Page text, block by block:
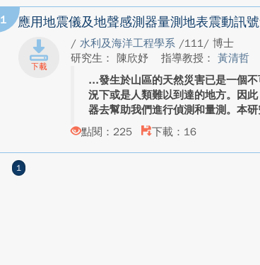
1 應用地震儀及地聲感測器量測地表震動訊
/ 水利及海洋工程學系 /111/ 博士
研究生： 陳欣妤
指導教授： 黃清哲
發生於山區的天然災害已是一個
況下或是人類難以到達的地方。因
器去幫助我們進行偵測和量測。本
點閱：225
下載：16
1